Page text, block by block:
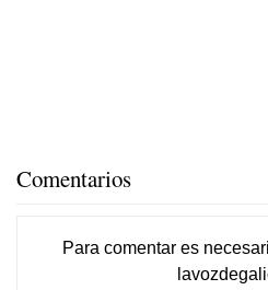
Comentarios
Para comentar es